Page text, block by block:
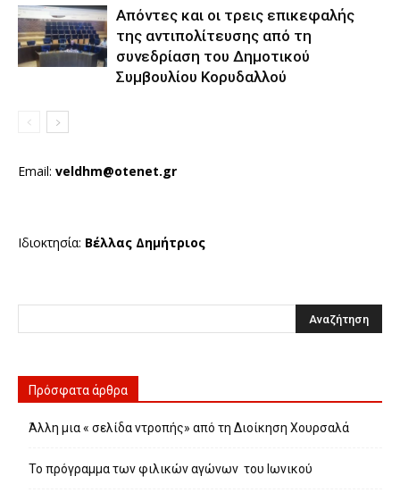
Απόντες και οι τρεις επικεφαλής
της αντιπολίτευσης από τη
συνεδρίαση του Δημοτικού
Συμβουλίου Κορυδαλλού
Email: veldhm@otenet.gr
Ιδιοκτησία: Βέλλας Δημήτριος
Πρόσφατα άρθρα
Άλλη μια « σελίδα ντροπής» από τη Διοίκηση Χουρσαλά
Το πρόγραμμα των φιλικών αγώνων του Ιωνικού